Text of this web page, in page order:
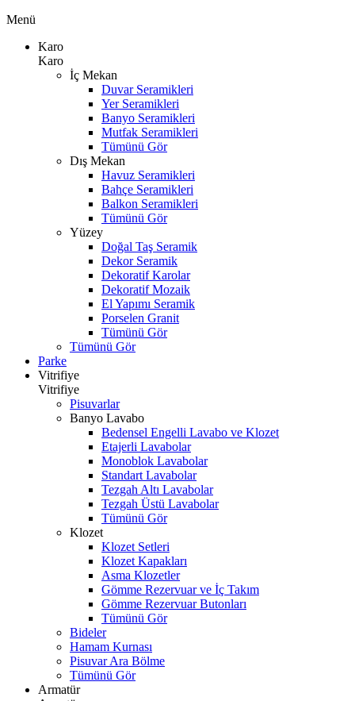
Menü
Karo
Karo
İç Mekan
Duvar Seramikleri
Yer Seramikleri
Banyo Seramikleri
Mutfak Seramikleri
Tümünü Gör
Dış Mekan
Havuz Seramikleri
Bahçe Seramikleri
Balkon Seramikleri
Tümünü Gör
Yüzey
Doğal Taş Seramik
Dekor Seramik
Dekoratif Karolar
Dekoratif Mozaik
El Yapımı Seramik
Porselen Granit
Tümünü Gör
Tümünü Gör
Parke
Vitrifiye
Vitrifiye
Pisuvarlar
Banyo Lavabo
Bedensel Engelli Lavabo ve Klozet
Etajerli Lavabolar
Monoblok Lavabolar
Standart Lavabolar
Tezgah Altı Lavabolar
Tezgah Üstü Lavabolar
Tümünü Gör
Klozet
Klozet Setleri
Klozet Kapakları
Asma Klozetler
Gömme Rezervuar ve İç Takım
Gömme Rezervuar Butonları
Tümünü Gör
Bideler
Hamam Kurnası
Pisuvar Ara Bölme
Tümünü Gör
Armatür